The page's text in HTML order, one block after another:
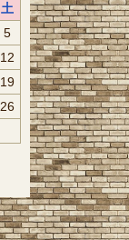
土
5
12
19
26